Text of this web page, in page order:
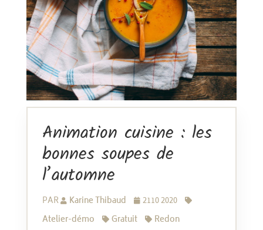
Animation cuisine : les
bonnes soupes de
l’automne
PAR Karine Thibaud
2110 2020
Atelier-démo
Gratuit Redon